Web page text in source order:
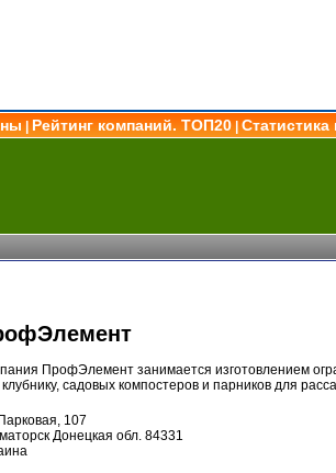
Рейтинг компаний. ТОП20 Статистика
ПрофЭлемент занимается изготовлением
садовых компостеров и парников для
107
Донецкая обл. 84331